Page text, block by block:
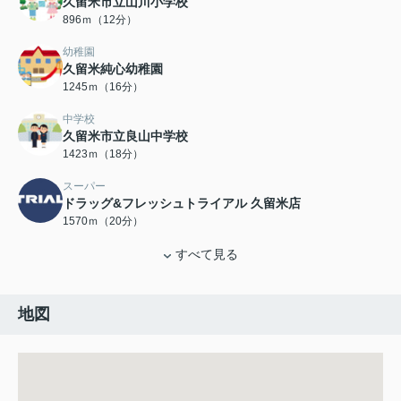
896ｍ（12分）
幼稚園
久留米純心幼稚園
1245ｍ（16分）
中学校
久留米市立良山中学校
1423ｍ（18分）
スーパー
ドラッグ&フレッシュトライアル 久留米店
1570ｍ（20分）
すべて見る
地図